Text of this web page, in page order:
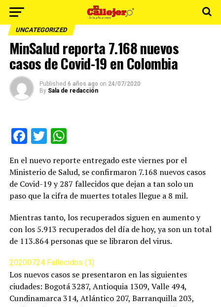
UNCATEGORIZED
MinSalud reporta 7.168 nuevos
casos de Covid-19 en Colombia
Published 6 años ago on 24/07/2020
By Sala de redacción
Facebook
TwitterWhatsApp
En el nuevo reporte entregado este viernes por el
Ministerio de Salud, se confirmaron 7.168 nuevos casos
de Covid-19 y 287 fallecidos que dejan a tan solo un
paso que la cifra de muertes totales llegue a 8 mil.
Mientras tanto, los recuperados siguen en aumento y
con los 5.913 recuperados del día de hoy, ya son un total
de 113.864 personas que se libraron del virus.
20200724 Fallecidos (1)
Los nuevos casos se presentaron en las siguientes
ciudades: Bogotá 3287, Antioquia 1309, Valle 494,
Cundinamarca 314, Atlántico 207, Barranquilla 203,